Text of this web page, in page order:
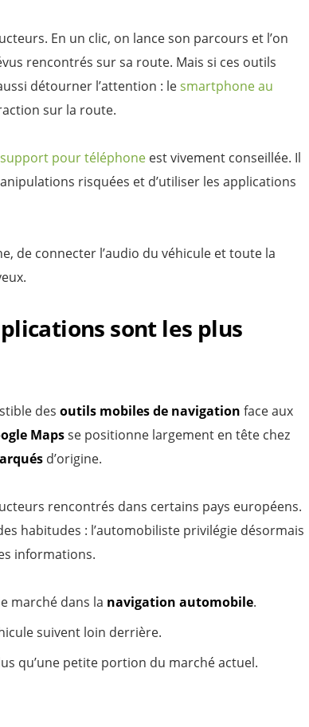
En un clic, on lance son parcours et l’on
rencontrés sur sa route. Mais si ces outils
détourner l’attention : lesmartphone au
sur la route.
support pour téléphone est vivement conseillée. Il
risquées et d’utiliser les applications
de connecter l’audio du véhicule et toute la
sont les plus
des outils mobiles de navigation face aux
Mapsse positionne largement en tête chez
d’origine.
rencontrés dans certains pays européens.
habitudes : l’automobiliste privilégie désormais
informations.
marché dans la navigation automobile.
suivent loin derrière.
qu’une petite portion du marché actuel.